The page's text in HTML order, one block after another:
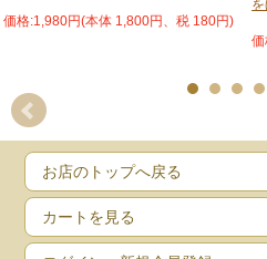
価格:1,980円(本体 1,800円、税 180円)
お店のトップへ戻る
カートを見る